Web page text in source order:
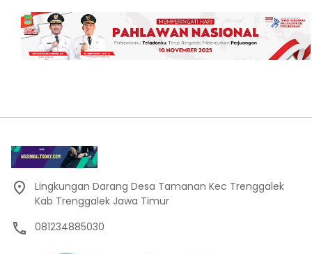
Lingkungan Darang Desa Tamanan Kec Trenggalek
Kab Trenggalek Jawa Timur
081234885030